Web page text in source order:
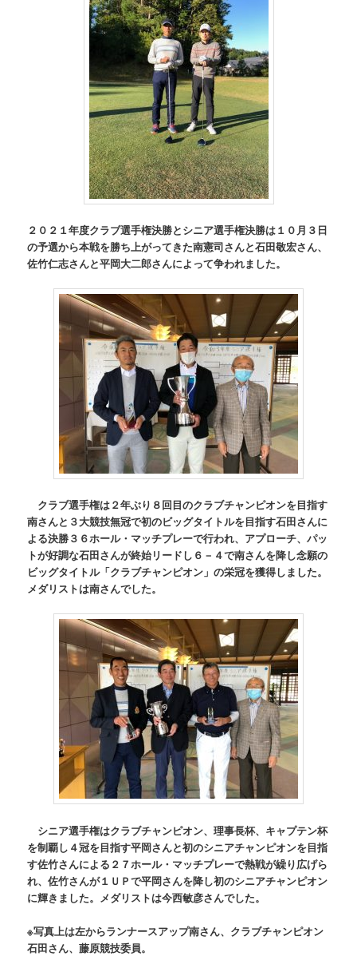
２０２１年度クラブ選手権決勝とシニア選手権決勝は１０月３日
の予選から本戦を勝ち上がってきた南憲司さんと石田敬宏さん、
佐竹仁志さんと平岡大二郎さんによって争われました。
クラブ選手権は２年ぶり８回目のクラブチャンピオンを目指す
南さんと３大競技無冠で初のビッグタイトルを目指す石田さんに
よる決勝３６ホール・マッチプレーで行われ、アプローチ、パッ
トが好調な石田さんが終始リードし６－４で南さんを降し念願の
ビッグタイトル「クラブチャンピオン」の栄冠を獲得しました。
メダリストは南さんでした。
シニア選手権はクラブチャンピオン、理事長杯、キャプテン杯
を制覇し４冠を目指す平岡さんと初のシニアチャンピオンを目指
す佐竹さんによる２７ホール・マッチプレーで熱戦が繰り広げら
れ、佐竹さんが１ＵＰで平岡さんを降し初のシニアチャンピオン
に輝きました。メダリストは今西敏彦さんでした。
※写真上は左からランナースアップ南さん、クラブチャンピオン
石田さん、藤原競技委員。